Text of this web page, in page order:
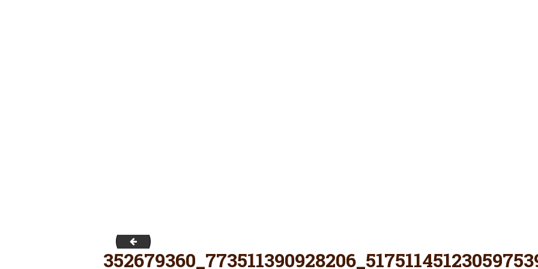
347233283_969958384442839_2687606470575101465_n